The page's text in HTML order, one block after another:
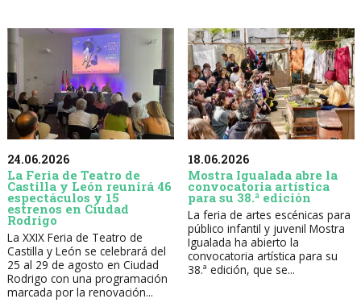
24.06.2026
La Feria de Teatro de
Castilla y León reunirá 46
espectáculos y 15
estrenos en Ciudad
Rodrigo
La XXIX Feria de Teatro de
Castilla y León se celebrará del
25 al 29 de agosto en Ciudad
Rodrigo con una programación
marcada por la renovación...
18.06.2026
Mostra Igualada abre la
convocatoria artística
para su 38.ª edición
La feria de artes escénicas para
público infantil y juvenil Mostra
Igualada ha abierto la
convocatoria artística para su
38.ª edición, que se...